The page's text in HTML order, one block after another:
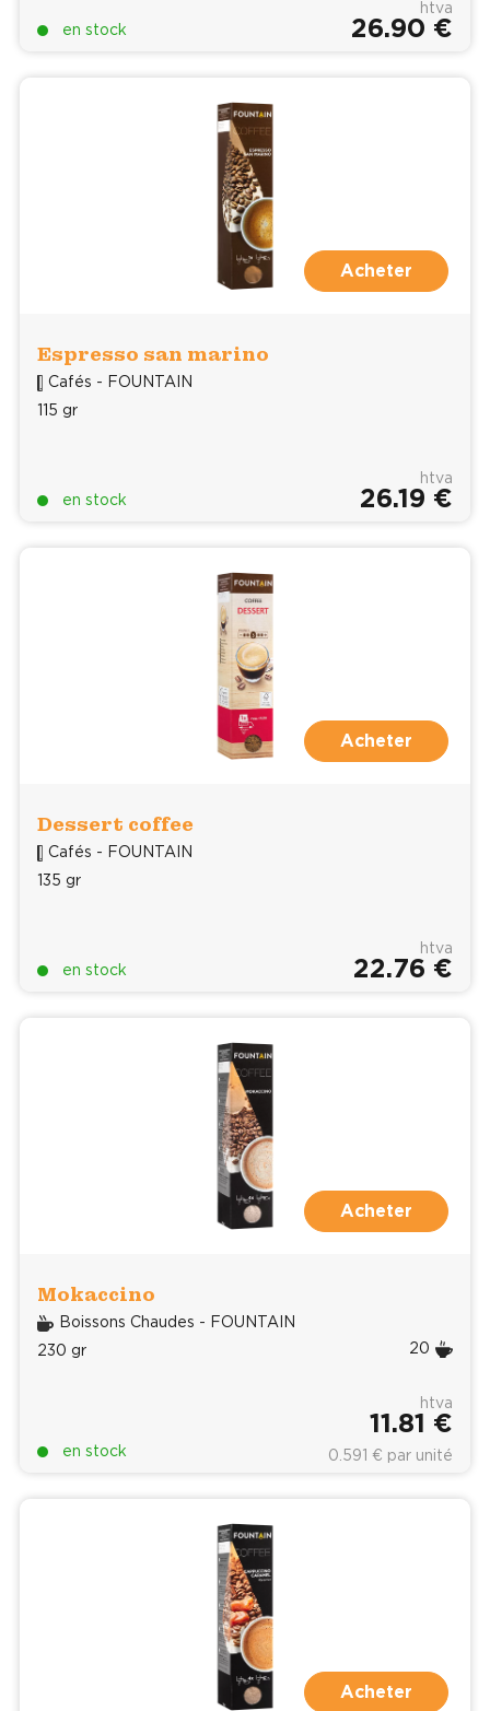
en stock
htva
26.90 €
Acheter
Espresso san marino
Cafés - FOUNTAIN
115 gr
en stock
htva
26.19 €
Acheter
Dessert coffee
Cafés - FOUNTAIN
135 gr
en stock
htva
22.76 €
Acheter
Mokaccino
Boissons Chaudes - FOUNTAIN
230 gr
20
en stock
htva
11.81 €
0.591 € par unité
Acheter